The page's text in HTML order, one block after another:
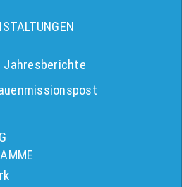
Jahresberichte